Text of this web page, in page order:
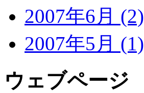
2007年6月 (2)
2007年5月 (1)
ウェブページ